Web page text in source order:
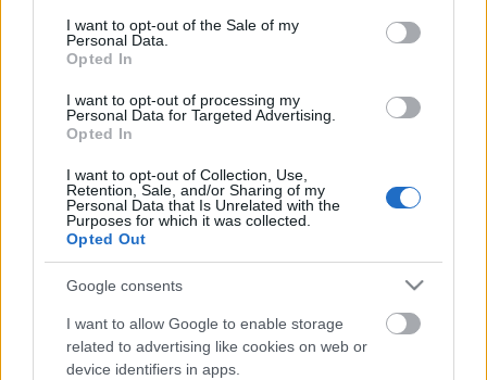
consent section.
I want to opt-out of the Sale of my
Personal Data.
Opted In
I want to opt-out of processing my
Personal Data for Targeted Advertising.
Opted In
I want to opt-out of Collection, Use,
Retention, Sale, and/or Sharing of my
Personal Data that Is Unrelated with the
Purposes for which it was collected.
Opted Out
Google consents
I want to allow Google to enable storage
related to advertising like cookies on web or
device identifiers in apps.
A 8+1 legjobb jelenet a 30 éves a
Tango és Cash-ből
2019. december 21.